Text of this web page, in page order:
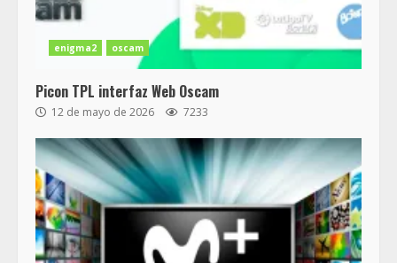
enigma2 oscam
Picon TPL interfaz Web Oscam
12 de mayo de 2026 7233